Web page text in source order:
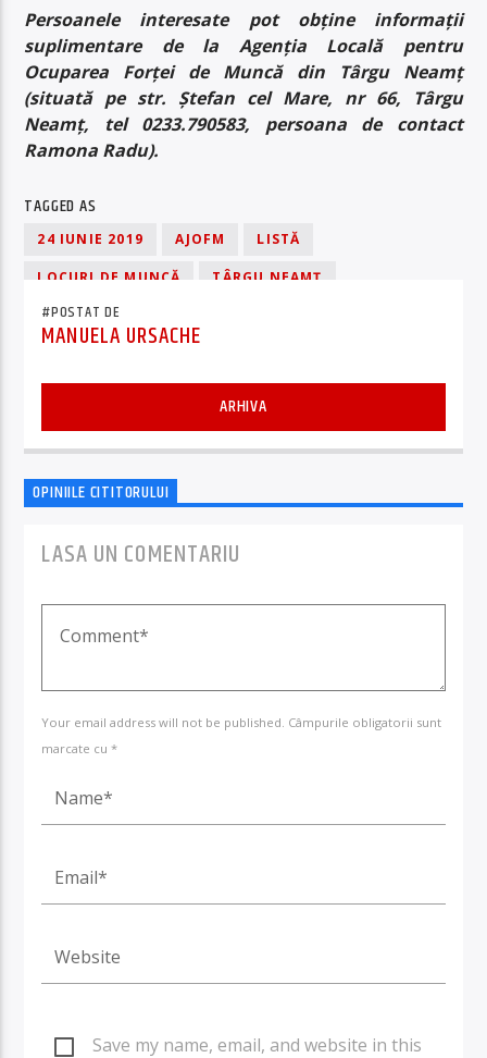
Persoanele interesate pot obține informații
suplimentare de la Agenția Locală pentru
Ocuparea Forței de Muncă din Târgu Neamț
(situată pe str. Ștefan cel Mare, nr 66, Târgu
Neamț, tel 0233.790583, persoana de contact
Ramona Radu).
TAGGED AS
24 IUNIE 2019 AJOFM LISTĂ
LOCURI DE MUNCĂ TÂRGU NEAMȚ
#POSTAT DE
MANUELA URSACHE
ARHIVA
OPINIILE CITITORULUI
LASA UN COMENTARIU
Your email address will not be published. Câmpurile obligatorii sunt
marcate cu *
Save my name, email, and website in this